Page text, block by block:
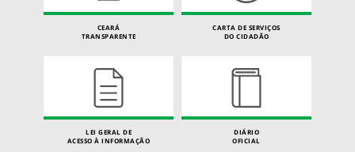
CEARÁ
TRANSPARENTE
CARTA DE SERVIÇOS
DO CIDADÃO
LEI GERAL DE
ACESSO À INFORMAÇÃO
DIÁRIO
OFICIAL